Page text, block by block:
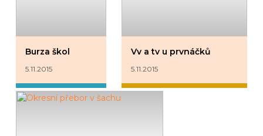
Burza škol
5.11.2015
Vv a tv u prvnáčků
5.11.2015